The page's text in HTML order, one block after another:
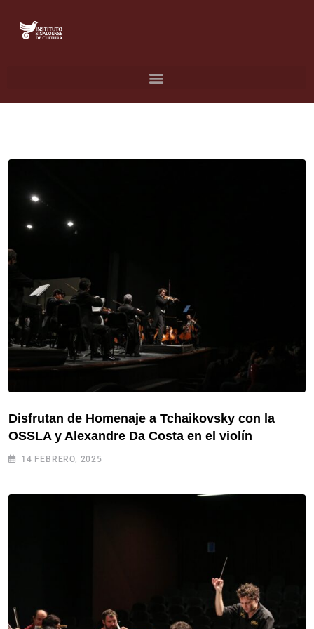
Disfrutan de Homenaje a Tchaikovsky con la
OSSLA y Alexandre Da Costa en el violín
14 FEBRERO, 2025